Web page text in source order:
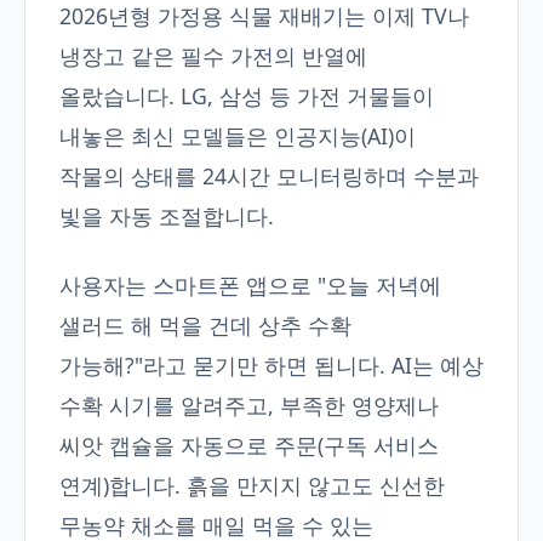
2026년형 가정용 식물 재배기는 이제 TV나
냉장고 같은 필수 가전의 반열에
올랐습니다. LG, 삼성 등 가전 거물들이
내놓은 최신 모델들은 인공지능(AI)이
작물의 상태를 24시간 모니터링하며 수분과
빛을 자동 조절합니다.
사용자는 스마트폰 앱으로 "오늘 저녁에
샐러드 해 먹을 건데 상추 수확
가능해?"라고 묻기만 하면 됩니다. AI는 예상
수확 시기를 알려주고, 부족한 영양제나
씨앗 캡슐을 자동으로 주문(구독 서비스
연계)합니다. 흙을 만지지 않고도 신선한
무농약 채소를 매일 먹을 수 있는